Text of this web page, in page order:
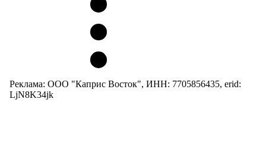
Реклама: ООО "Каприс Восток", ИНН: 7705856435, erid:
LjN8K34jk